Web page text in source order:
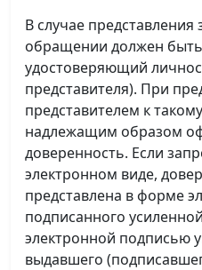
В случае
обращении должен
удостоверяющий
представителя). При
представителем к
надлежащим образом
доверенность. Если
электронном виде,
представлена в форме
подписанного
электронной подписью
выдавшего